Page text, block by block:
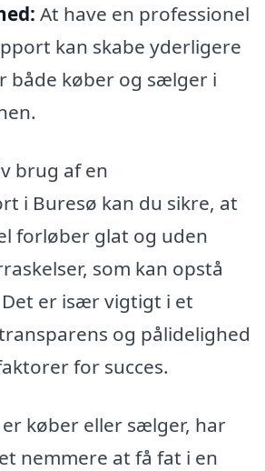
At have en professionel
kan skabe yderligere
både køber og sælger i
brug af en
i Buresø kan du sikre, at
forløber glat og uden
som kan opstå
er især vigtigt i et
og pålidelighed
for succes.
køber eller sælger, har
nemmere at få fat i en